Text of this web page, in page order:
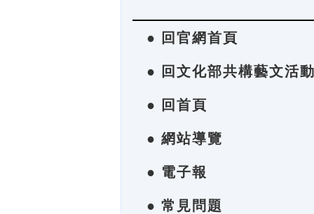
● 回官網首頁
● 回文化部共構藝文活
● 回首頁
● 網站導覽
● 電子報
● 常見問題